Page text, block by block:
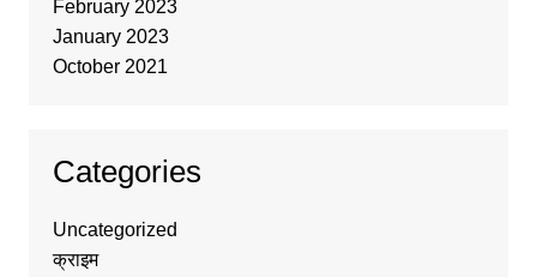
February 2023
January 2023
October 2021
Categories
Uncategorized
क्राइम